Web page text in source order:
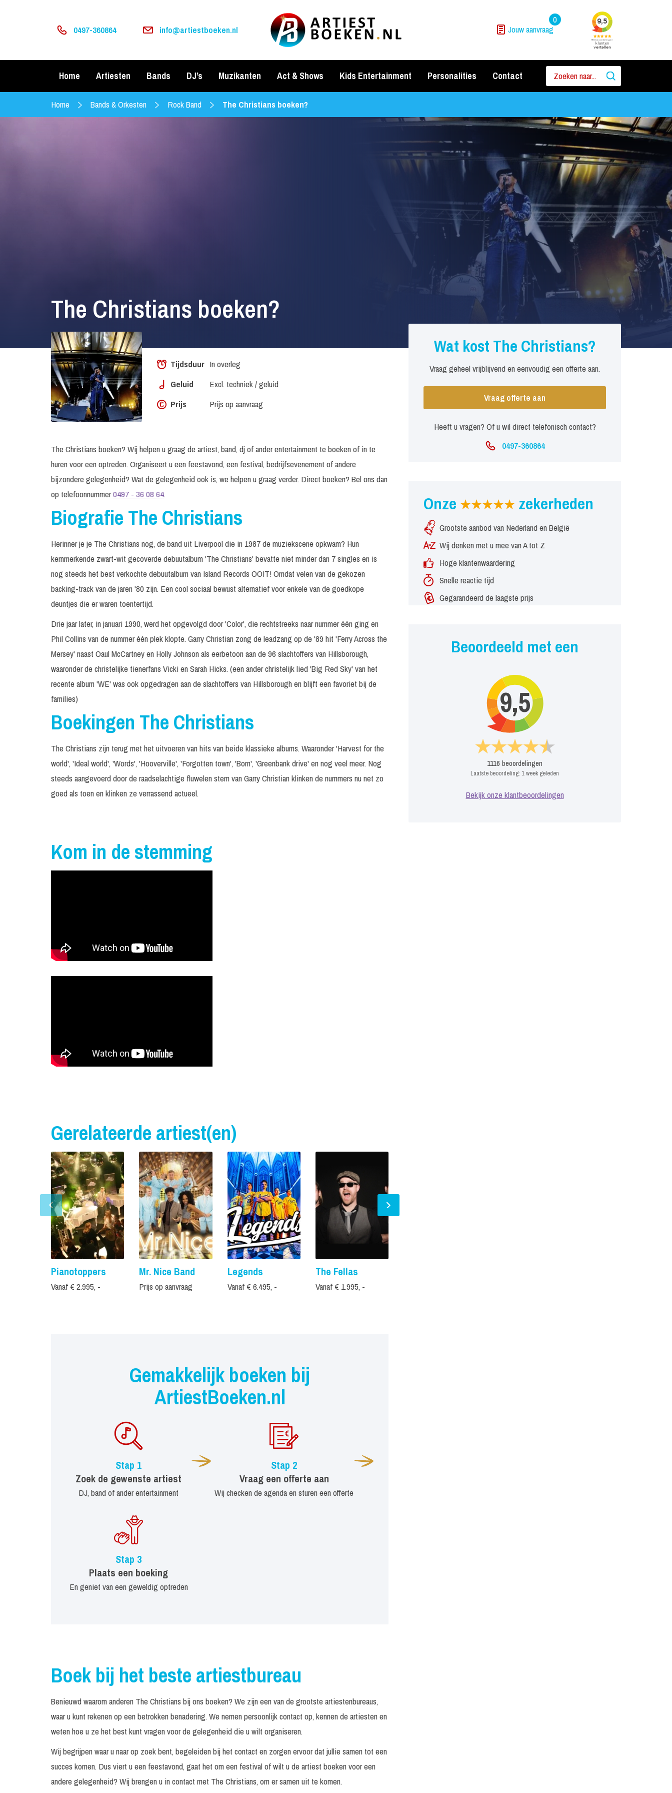
0497-360864 info@artiestboeken.nl Jouw aanvraag
0
Home Artiesten Bands DJ’s Muzikanten Act & Shows Kids Entertainment Personalities Contact
Home Bands & Orkesten Rock Band The Christians boeken?
The Christians boeken?
Tijdsduur In overleg
Geluid
Excl. techniek / geluid
Prijs
Prijs op aanvraag
The Christians boeken? Wij helpen u graag de artiest, band, dj of ander entertainment te boeken of in te
huren voor een optreden. Organiseert u een feestavond, een festival, bedrijfsevenement of andere
bijzondere gelegenheid? Wat de gelegenheid ook is, we helpen u graag verder. Direct boeken? Bel ons dan
op telefoonnummer0497 - 36 08 64.
Biografie The Christians
Herinner je je The Christians nog, de band uit Liverpool die in 1987 de muziekscene opkwam? Hun
kernmerkende zwart-wit gecoverde debuutalbum 'The Christians' bevatte niet minder dan 7 singles en is
nog steeds het best verkochte debuutalbum van Island Records OOIT! Omdat velen van de gekozen
backing-track van de jaren '80 zijn. Een cool sociaal bewust alternatief voor enkele van de goedkope
deuntjes die er waren toentertijd.
Drie jaar later, in januari 1990, werd het opgevolgd door 'Color', die rechtstreeks naar nummer één ging en
Phil Collins van de nummer één plek klopte. Garry Christian zong de leadzang op de '89 hit 'Ferry Across the
Mersey' naast Oaul McCartney en Holly Johnson als eerbetoon aan de 96 slachtoffers van Hillsborough,
waaronder de christelijke tienerfans Vicki en Sarah Hicks. (een ander christelijk lied 'Big Red Sky' van het
recente album 'WE' was ook opgedragen aan de slachtoffers van Hillsborough en blijft een favoriet bij de
families)
Boekingen The Christians
The Christians zijn terug met het uitvoeren van hits van beide klassieke albums. Waaronder 'Harvest for the
world', 'Ideal world', 'Words', 'Hooverville', 'Forgotten town', 'Born', 'Greenbank drive' en nog veel meer. Nog
steeds aangevoerd door de raadselachtige fluwelen stem van Garry Christian klinken de nummers nu net zo
goed als toen en klinken ze verrassend actueel.
Kom in de stemming
Wat kost The Christians?
Vraag geheel vrijblijvend en eenvoudig een offerte aan.
Vraag offerte aan
Heeft u vragen? Of u wil direct telefonisch contact?
0497-360864
Onze zekerheden
Grootste aanbod van Nederland en België
Wij denken met u mee van A tot Z
Hoge klantenwaardering
Snelle reactie tijd
Gegarandeerd de laagste prijs
Beoordeeld met een
9,5
1116 beoordelingen
Laatste beoordeling: 1 week geleden
Bekijk onze klantbeoordelingen
Gerelateerde artiest(en)
Pianotoppers
Vanaf € 2.995, -
Mr. Nice Band
Prijs op aanvraag
Legends
Vanaf € 6.495, -
The Fellas
Vanaf € 1.995, -
Gemakkelijk boeken bij
ArtiestBoeken.nl
Stap 1
Zoek de gewenste artiest
DJ, band of ander entertainment
Stap 2
Vraag een offerte aan
Wij checken de agenda en sturen een offerte
Stap 3
Plaats een boeking
En geniet van een geweldig optreden
Boek bij het beste artiestbureau
Benieuwd waarom anderen The Christians bij ons boeken? We zijn een van de grootste artiestenbureaus,
waar u kunt rekenen op een betrokken benadering. We nemen persoonlijk contact op, kennen de artiesten en
weten hoe u ze het best kunt vragen voor de gelegenheid die u wilt organiseren.
Wij begrijpen waar u naar op zoek bent, begeleiden bij het contact en zorgen ervoor dat jullie samen tot een
succes komen. Dus viert u een feestavond, gaat het om een festival of wilt u de artiest boeken voor een
andere gelegenheid? Wij brengen u in contact met The Christians, om er samen uit te komen.